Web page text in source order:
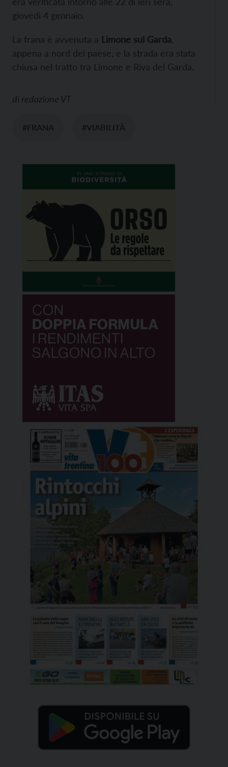
giovedì 4 gennaio.
La frana è avvenuta a Limone sul Garda
appena a nord del paese, e la strada era stata
chiusa nel tratto tra Limone e Riva del Garda.
di redazione VT
#FRANA #VIABILITÀ